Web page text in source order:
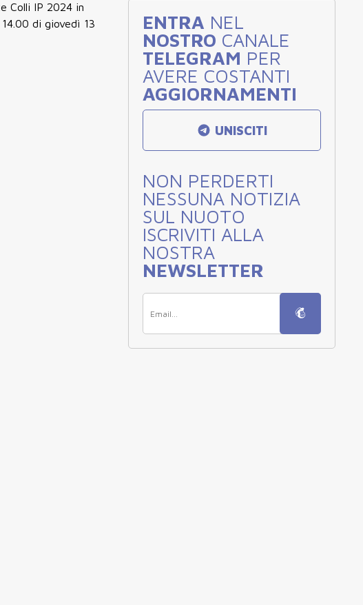
Colli IP 2024 in
di giovedì 13
ENTRA NEL
NOSTRO CANALE
TELEGRAM PER
AVERE COSTANTI
AGGIORNAMENTI
UNISCITI
NON PERDERTI
NESSUNA NOTIZIA
SUL NUOTO
ISCRIVITI ALLA
NOSTRA
NEWSLETTER